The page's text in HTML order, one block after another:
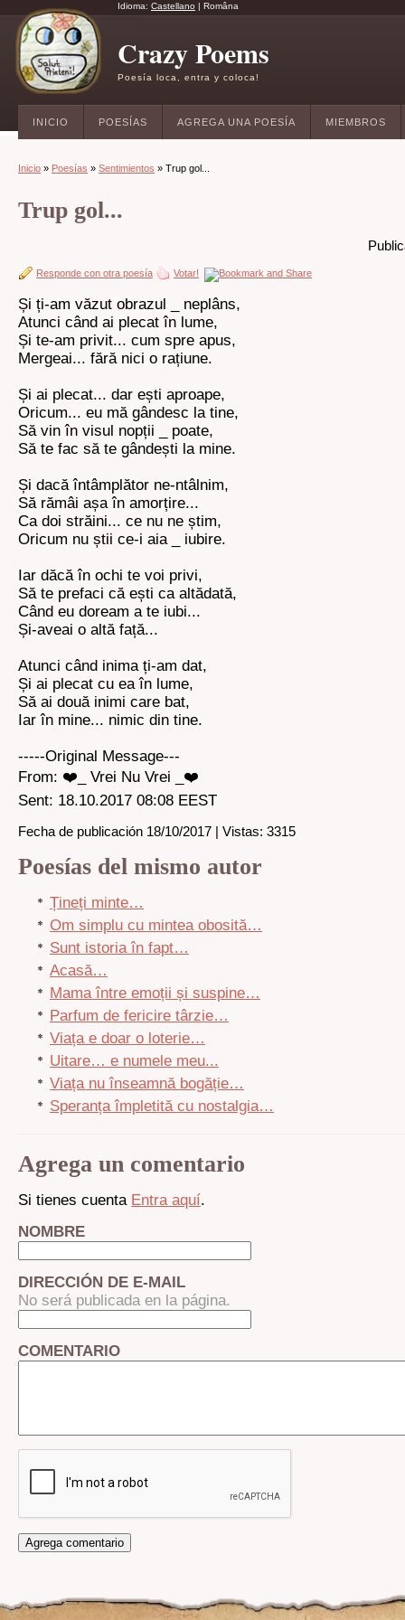
Idioma: Castellano | Româna
Crazy Poems
Poesía loca, entra y coloca!
INICIO POESÍAS AGREGA UNA POESÍA MIEMBROS
Inicio » Poesías » Sentimientos » Trup gol...
Trup gol...
Responde con otra poesía Votar!
Și ți-am văzut obrazul _ neplâns,
Atunci când ai plecat în lume,
Și te-am privit... cum spre apus,
Mergeai... fără nici o rațiune.
Și ai plecat... dar ești aproape,
Oricum... eu mă gândesc la tine,
Să vin în visul nopții _ poate,
Să te fac să te gândești la mine.
Și dacă întâmplător ne-ntâlnim,
Să rămâi așa în amorțire...
Ca doi străini... ce nu ne știm,
Oricum nu știi ce-i aia _ iubire.
Iar dăcă în ochi te voi privi,
Să te prefaci că ești ca altădată,
Când eu doream a te iubi...
Și-aveai o altă față...
Atunci când inima ți-am dat,
Și ai plecat cu ea în lume,
Să ai două inimi care bat,
Iar în mine... nimic din tine.
-----Original Message---
From: ❤️_ Vrei Nu Vrei _❤️
Sent: 18.10.2017 08:08 EEST
Fecha de publicación 18/10/2017 | Vistas: 3315
Poesías del mismo autor
Țineți minte…
Om simplu cu mintea obosită…
Sunt istoria în fapt…
Acasă…
Mama între emoții și suspine…
Parfum de fericire târzie…
Viața e doar o loterie…
Uitare… e numele meu...
Viața nu înseamnă bogăție…
Speranța împletită cu nostalgia…
Agrega un comentario
Si tienes cuenta Entra aquí.
NOMBRE
DIRECCIÓN DE E-MAIL
No será publicada en la página.
COMENTARIO